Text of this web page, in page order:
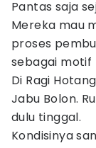
Pantas saja
Mereka mau
proses
sebagai motif
Di Ragi
Jabu Bolon.
dulu tinggal.
Kondisinya